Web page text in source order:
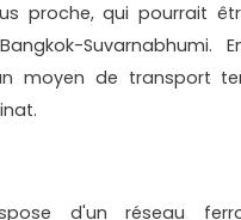
proche, qui pourrait
Suvarnabhumi.
moyen de transport
d'un réseau